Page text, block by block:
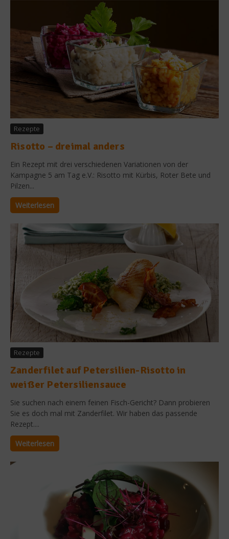
Rezepte
Risotto – dreimal anders
Ein Rezept mit drei verschiedenen Variationen von der
Kampagne 5 am Tag e.V.: Risotto mit Kürbis, Roter Bete und
Pilzen...
Weiterlesen
Rezepte
Zanderfilet auf Petersilien-Risotto in
weißer Petersiliensauce
Sie suchen nach einem feinen Fisch-Gericht? Dann probieren
Sie es doch mal mit Zanderfilet. Wir haben das passende
Rezept....
Weiterlesen